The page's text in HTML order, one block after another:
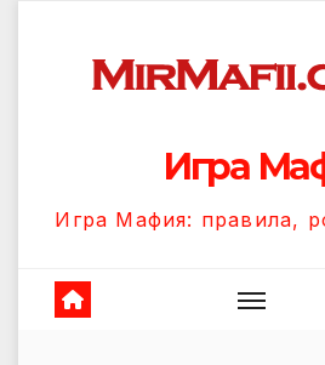
содержанию
Игра
Игра Мафия: правила,